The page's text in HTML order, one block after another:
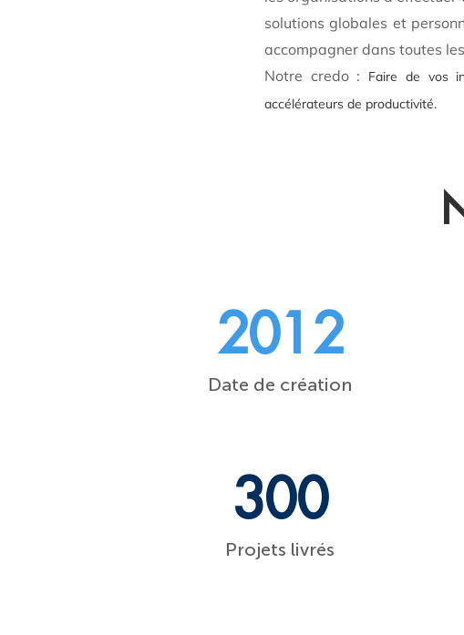
solutions globales et
accompagner dans toutes
Notre credo :
Faire de vos
accélérateurs de productivité.
2012
Date de création
300
Projets livrés